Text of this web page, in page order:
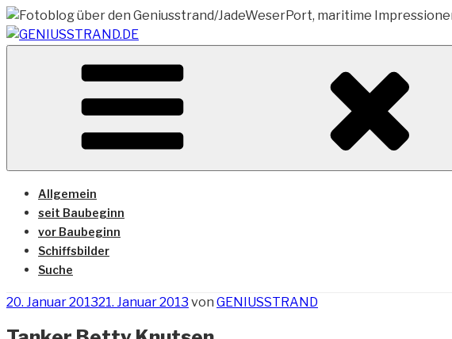
Zum
Inhalt
springen
GENIUSSTRAND.DE
Vom Geniusstrand zum JadeWeserPort/Container Terminal Wilhelmshaven
Allgemein
seit Baubeginn
vor Baubeginn
Schiffsbilder
Suche
Veröffentlicht
20. Januar 201321. Januar 2013 von GENIUSSTRAND